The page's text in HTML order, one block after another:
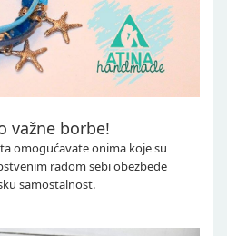
važne borbe!
omogućavate onima koje su
radom sebi obezbede
samostalnost.